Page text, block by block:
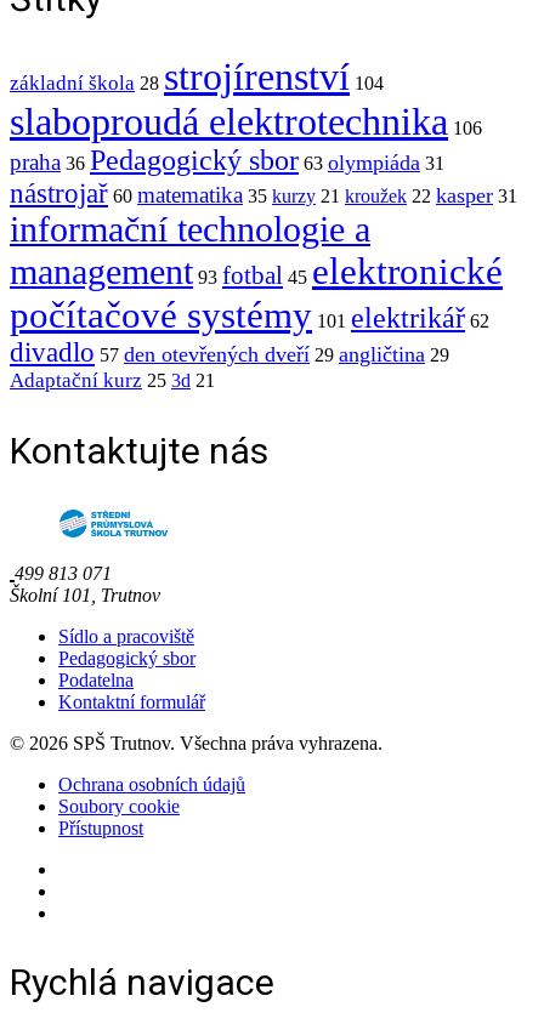
základní škola 28 strojírenství 104
slaboproudá elektrotechnika 106
praha 36 Pedagogický sbor 63 olympiáda 31
nástrojař 60 matematika 35 kurzy 21 kroužek 22 kasper 31
informační technologie a
management 93 fotbal 45 elektronické
počítačové systémy 101 elektrikář 62
divadlo 57 den otevřených dveří 29 angličtina 29
Adaptační kurz 25 3d 21
Kontaktujte nás
499 813 071
Školní 101, Trutnov
Sídlo a pracoviště
Pedagogický sbor
Podatelna
Kontaktní formulář
© 2026 SPŠ Trutnov. Všechna práva vyhrazena.
Ochrana osobních údajů
Soubory cookie
Přístupnost
Rychlá navigace